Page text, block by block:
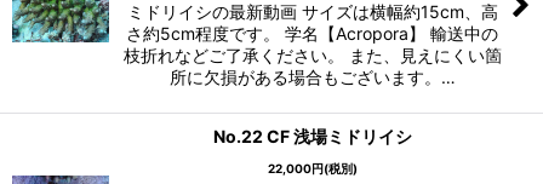
ミドリイシの最新動画 サイズは横幅約15cm、高
さ約5cm程度です。 学名【Acropora】 輸送中の
枝折れなどご了承ください。 また、見えにくい箇
所に欠損がある場合もございます。…
No.22 CF 浅場ミドリイシ
22,000円(税別)